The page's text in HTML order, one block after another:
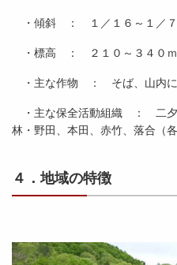
・傾斜 ： １／１６～１／７
・標高 ： ２１０～３４０ｍ
・主な作物 ： そば、山内に
・主な保全活動組織 ： 二夕
林・野田、本田、赤竹、落合（各
４．地域の特徴